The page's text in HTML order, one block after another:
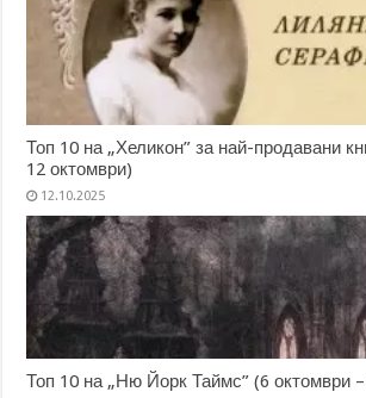
Топ 10 на „Хеликон” за най-продавани
12 октомври)
12.10.2025
Топ 10 на „Ню Йорк Таймс” (6 октомври